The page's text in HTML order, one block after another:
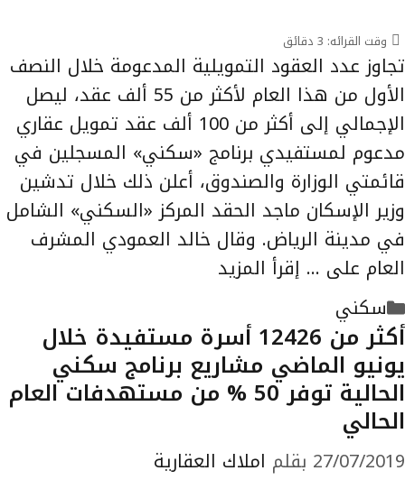
وقت القرائه: 3 دقائق
تجاوز عدد العقود التمويلية المدعومة خلال النصف
الأول من هذا العام لأكثر من 55 ألف عقد، ليصل
الإجمالي إلى أكثر من 100 ألف عقد تمويل عقاري
مدعوم لمستفيدي برنامج «سكني» المسجلين في
قائمتي الوزارة والصندوق، أعلن ذلك خلال تدشين
وزير الإسكان ماجد الحقد المركز «السكني» الشامل
في مدينة الرياض. وقال خالد العمودي المشرف
العام على … إقرأ المزيد
التصنيفات
سكني
أكثر من 12426 أسرة مستفيدة خلال
يونيو الماضي مشاريع برنامج سكني
الحالية توفر 50 % من مستهدفات العام
الحالي
27/07/2019 بقلم املاك العقارية